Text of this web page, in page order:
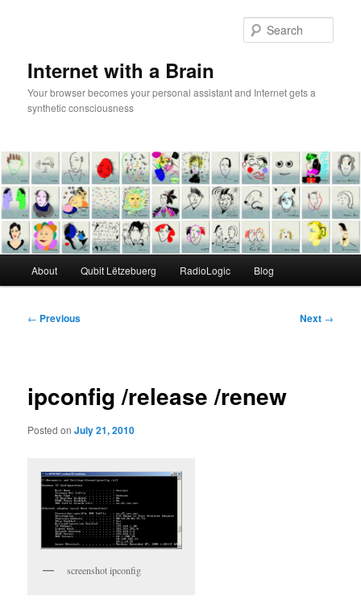
Internet with a Brain
Your browser becomes your personal assistant and Internet gets a
synthetic consciousness
About Qubit Lëtzebuerg RadioLogic Blog
Post
← Previous Next →
ipconfig /release /renew
Posted onJuly 21, 2010
screenshot ipconfig